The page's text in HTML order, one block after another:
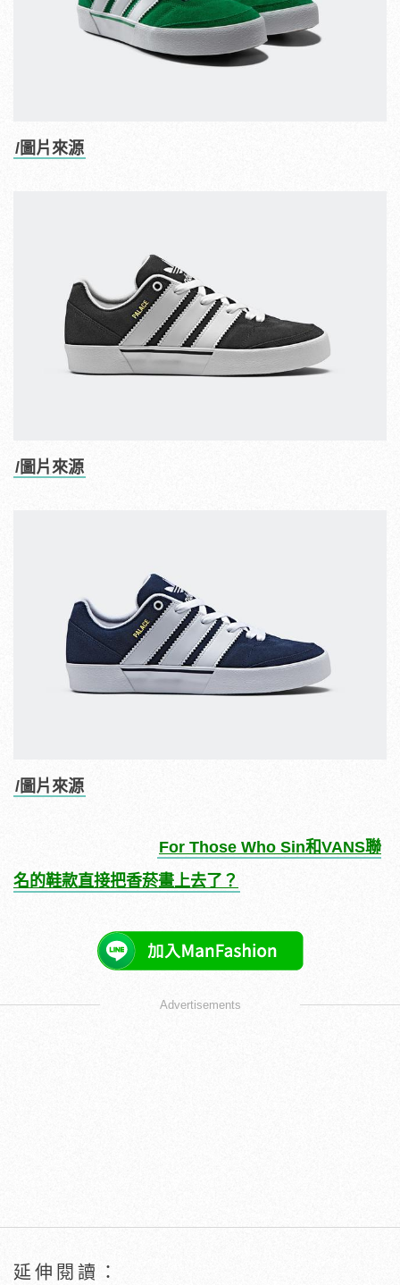
/圖片來源
/圖片來源
/圖片來源
For Those Who Sin和VANS聯
名的鞋款直接把香菸畫上去了？
Advertisements
延伸閱讀：